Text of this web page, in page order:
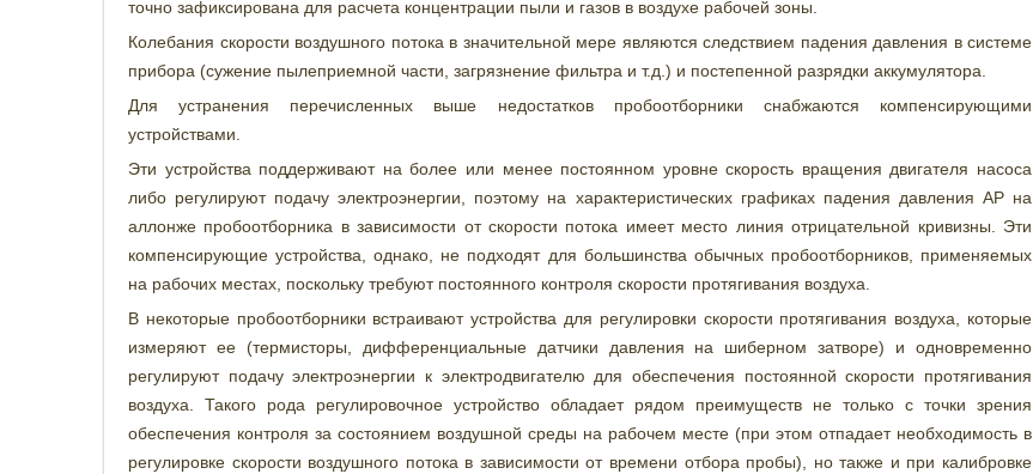
точно зафиксирована для расчета концентрации пыли и газов в воздухе рабочей зоны.
Колебания скорости воздушного потока в значительной мере являются следствием падения давления в системе
прибора (сужение пылеприемной части, загрязнение фильтра и т.д.) и постепенной разрядки аккумулятора.
Для устранения перечисленных выше недостатков пробоотборники снабжаются компенсирующими
устройствами.
Эти устройства поддерживают на более или менее постоянном уровне скорость вращения двигателя насоса
либо регулируют подачу электроэнергии, поэтому на характеристических графиках падения давления АР на
аллонже пробоотборника в зависимости от скорости потока имеет место линия отрицательной кривизны. Эти
компенсирующие устройства, однако, не подходят для большинства обычных пробоотборников, применяемых
на рабочих местах, поскольку требуют постоянного контроля скорости протягивания воздуха.
В некоторые пробоотборники встраивают устройства для регулировки скорости протягивания воздуха, которые
измеряют ее (термисторы, дифференциальные датчики давления на шиберном затворе) и одновременно
регулируют подачу электроэнергии к электродвигателю для обеспечения постоянной скорости протягивания
воздуха. Такого рода регулировочное устройство обладает рядом преимуществ не только с точки зрения
обеспечения контроля за состоянием воздушной среды на рабочем месте (при этом отпадает необходимость в
регулировке скорости воздушного потока в зависимости от времени отбора пробы), но также и при калибровке